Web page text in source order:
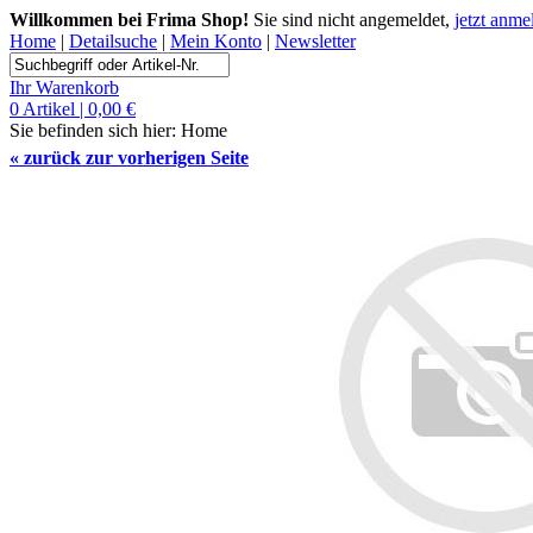
Willkommen bei Frima Shop! Sie sind nicht angemeldet, jetzt
Home | Detailsuche | Mein Konto | Newsletter
Ihr Warenkorb
0 Artikel | 0,00 €
Sie befinden sich hier: Home
« zurück zur vorherigen Seite